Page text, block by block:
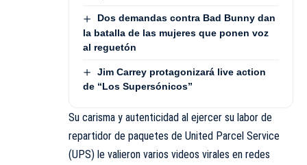
Dos demandas contra Bad Bunny dan
la batalla de las mujeres que ponen voz
al reguetón
Jim Carrey protagonizará live action
de “Los Supersónicos”
Su carisma y autenticidad al ejercer su labor de
repartidor de paquetes de United Parcel Service
(UPS) le valieron varios videos virales en redes